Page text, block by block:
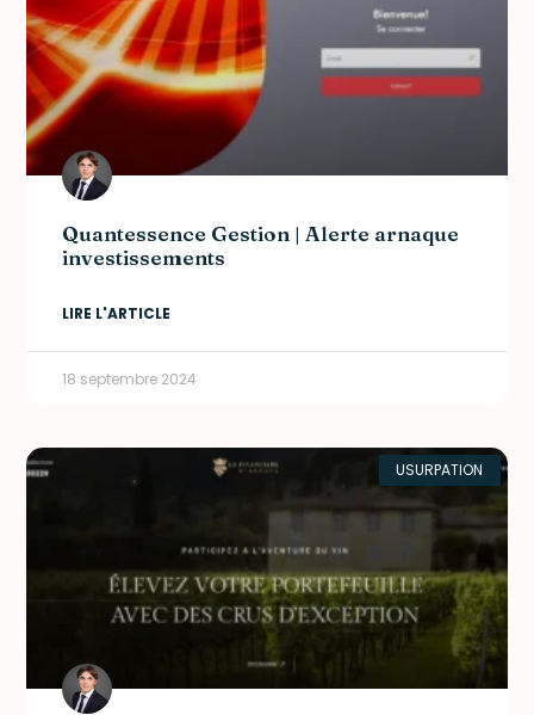
Quantessence Gestion | Alerte arnaque
investissements
LIRE L'ARTICLE
18 septembre 2024
USURPATION